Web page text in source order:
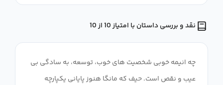
نقد و بررسی داستان با امتیاز 10 از 10
چه انیمه خوبی شخصیت های خوب، توسعه، به سادگی بی
عیب و نقص است. حیف که مانگا هنوز پایانی یکپارچه